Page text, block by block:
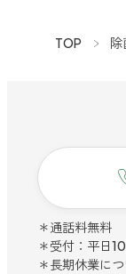
TOP 除
＊通話料無料
＊受付：平日
＊長期休業に